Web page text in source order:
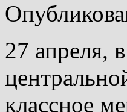
27 апреля,
классное